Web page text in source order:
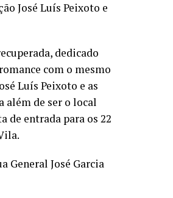
José Luís Peixoto e
dedicado
com o mesmo
Luís Peixoto e as
além de ser o local
de entrada para os 22
General José Garcia